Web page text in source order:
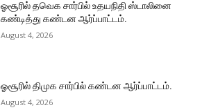
ஓசூரில் தவெக சார்பில் உதயநிதி ஸ்டாலினை
கண்டித்து கண்டன ஆர்ப்பாட்டம்.
August 4, 2026
ஓசூரில் திமுக சார்பில் கண்டன ஆர்ப்பாட்டம்.
August 4, 2026